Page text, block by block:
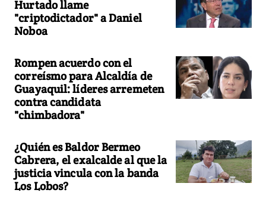
Hurtado llame
"criptodictador" a Daniel
Noboa
Rompen acuerdo con el
correísmo para Alcaldía de
Guayaquil: líderes arremeten
contra candidata
"chimbadora"
¿Quién es Baldor Bermeo
Cabrera, el exalcalde al que la
justicia vincula con la banda
Los Lobos?